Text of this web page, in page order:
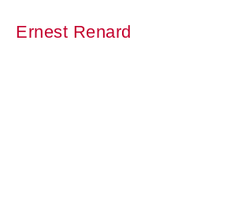
Ernest Renard